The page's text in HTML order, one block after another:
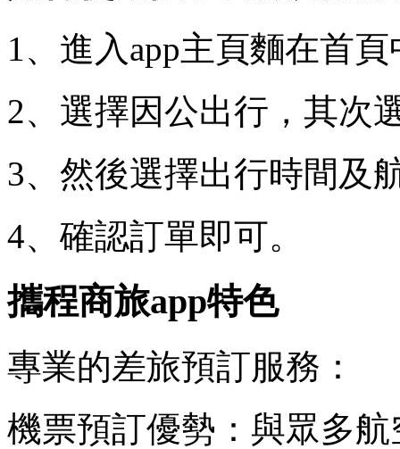
1、進入app主頁麵在首
2、選擇因公出行，其次
3、然後選擇出行時間及
4、確認訂單即可。
攜程商旅app特色
專業的差旅預訂服務：
機票預訂優勢：與眾多